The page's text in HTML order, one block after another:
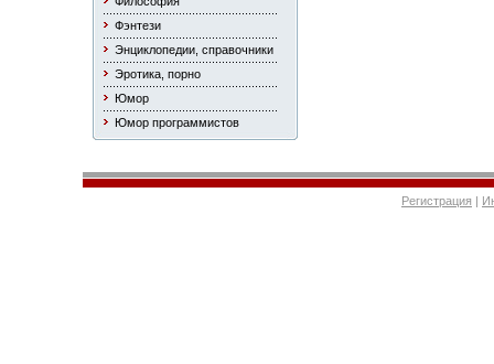
Фэнтези
Энциклопедии, справочники
Эротика, порно
Юмор
Юмор программистов
Регистрация |